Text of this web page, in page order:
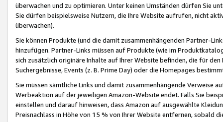
überwachen und zu optimieren. Unter keinen Umständen dürfen Sie
Sie dürfen beispielsweise Nutzern, die Ihre Website aufrufen, nicht
überwachen).
Sie können Produkte (und die damit zusammenhängenden Partner-
hinzufügen. Partner-Links müssen auf Produkte (wie im
sich zusätzlich originäre Inhalte auf Ihrer Website befinden, die für
Suchergebnisse, Events (z. B. Prime Day) oder die Homepages
Sie müssen sämtliche Links und damit zusammenhängende
Werbeaktion auf der jeweiligen Amazon-Website endet. Falls Sie
einstellen und darauf hinweisen, dass Amazon auf ausgewählte
Preisnachlass in Höhe von 15 % von Ihrer Website entfernen, sobald